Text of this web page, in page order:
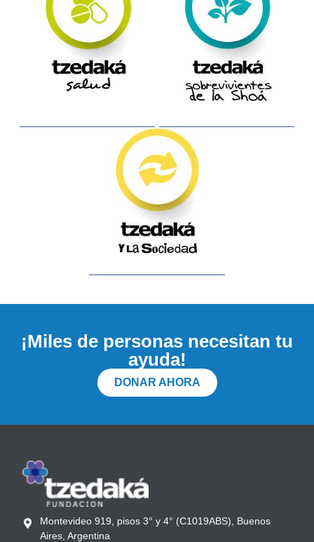
¡Miles de personas necesitan tu
ayuda!
DONAR AHORA
Montevideo 919, pisos 3° y 4° (C1019ABS), Buenos
Aires, Argentina